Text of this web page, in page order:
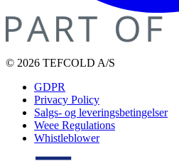
© 2026 TEFCOLD A/S
GDPR
Privacy Policy
Salgs- og leveringsbetingelser
Weee Regulations
Whistleblower